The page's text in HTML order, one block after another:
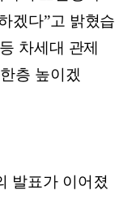
겠다”고 밝혔습
차세대 관제
층 높이겠
발표가 이어졌